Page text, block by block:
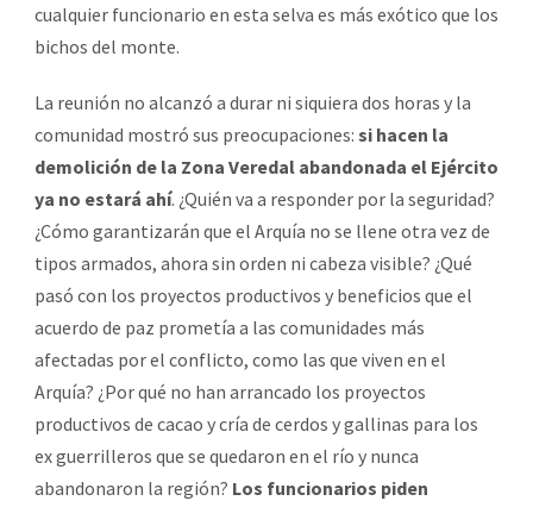
cualquier funcionario en esta selva es más exótico que los
bichos del monte.
La reunión no alcanzó a durar ni siquiera dos horas y la
comunidad mostró sus preocupaciones: si hacen la
demolición de la Zona Veredal abandonada el Ejército
ya no estará ahí. ¿Quién va a responder por la seguridad?
¿Cómo garantizarán que el Arquía no se llene otra vez de
tipos armados, ahora sin orden ni cabeza visible? ¿Qué
pasó con los proyectos productivos y beneficios que el
acuerdo de paz prometía a las comunidades más
afectadas por el conflicto, como las que viven en el
Arquía? ¿Por qué no han arrancado los proyectos
productivos de cacao y cría de cerdos y gallinas para los
ex guerrilleros que se quedaron en el río y nunca
abandonaron la región? Los funcionarios piden